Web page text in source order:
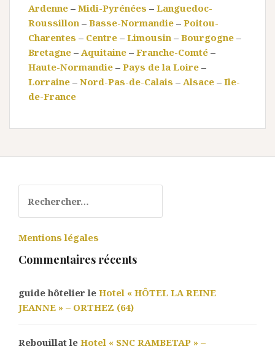
Ardenne – Midi-Pyrénées – Languedoc-
Roussillon – Basse-Normandie – Poitou-
Charentes – Centre – Limousin – Bourgogne –
Bretagne – Aquitaine – Franche-Comté –
Haute-Normandie – Pays de la Loire –
Lorraine – Nord-Pas-de-Calais – Alsace – Ile-
de-France
Mentions légales
Commentaires récents
guide hôtelier le Hotel « HÔTEL LA REINE
JEANNE » – ORTHEZ (64)
Rebouillat le Hotel « SNC RAMBETAP » –